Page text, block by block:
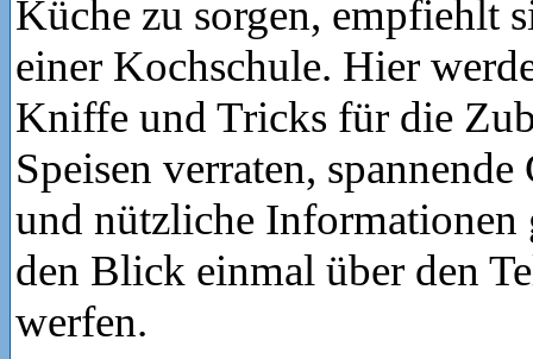
Küche zu sorgen, empfiehlt
einer Kochschule. Hier
Kniffe und Tricks für die
Speisen verraten,
und nützliche Informationen
den Blick einmal über den
werfen.